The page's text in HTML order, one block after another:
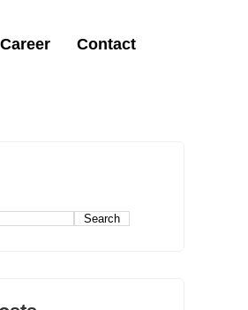
Career Contact
Search